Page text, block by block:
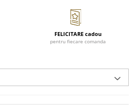
FELICITARE cadou
pentru fiecare comanda